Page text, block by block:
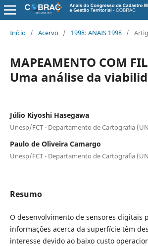
Início / Acervo / 1998: ANAIS 1998 /
MAPEAMENTO COM
Uma análise da
Júlio Kiyoshi Hasegawa
Unesp/FCT - Departamento de Cartografia
Paulo de Oliveira Camargo
Unesp/FCT - Departamento de Cartografia
Resumo
O desenvolvimento de sensores digitais
informações acerca da superfície têm
interesse devido ao baixo custo